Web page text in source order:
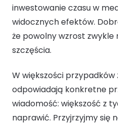
inwestowanie czasu w
widocznych efektów.
że powolny wzrost zwykle
szczęścia.
W większości
odpowiadają konkretne
wiadomość: większość z
naprawić. Przyjrzyjmy się